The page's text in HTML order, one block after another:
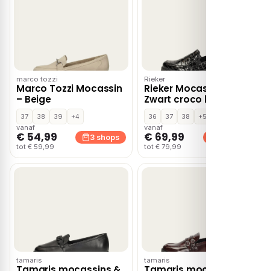
marco tozzi
Marco Tozzi Mocassin
– Beige
37 38 39
+4
vanaf
€ 54,99
tot € 59,99
3 shops
Rieker
Rieker Mocassin –
Zwart croco lak
36 37 38
+5
vanaf
€ 69,99
tot € 79,99
tamaris tamaris